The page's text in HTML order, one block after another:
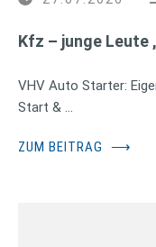
Kfz – junge Leute
VHV Auto Starter:
Start & …
ZUM BEITRAG ⟶